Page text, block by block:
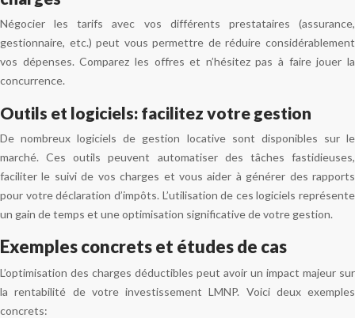
Négocier les tarifs avec vos différents prestataires (assurance,
gestionnaire, etc.) peut vous permettre de réduire considérablement
vos dépenses. Comparez les offres et n’hésitez pas à faire jouer la
concurrence.
Outils et logiciels: facilitez votre gestion
De nombreux logiciels de gestion locative sont disponibles sur le
marché. Ces outils peuvent automatiser des tâches fastidieuses,
faciliter le suivi de vos charges et vous aider à générer des rapports
pour votre déclaration d’impôts. L’utilisation de ces logiciels représente
un gain de temps et une optimisation significative de votre gestion.
Exemples concrets et études de cas
L’optimisation des charges déductibles peut avoir un impact majeur sur
la rentabilité de votre investissement LMNP. Voici deux exemples
concrets: